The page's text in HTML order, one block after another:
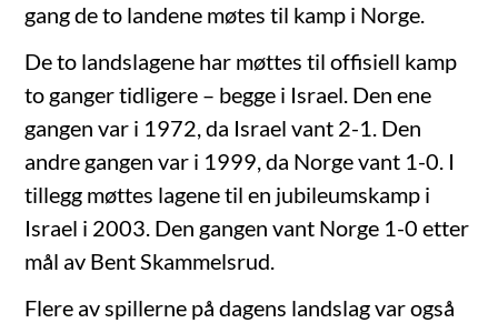
gang de to landene møtes til kamp i Norge.
De to landslagene har møttes til offisiell kamp
to ganger tidligere – begge i Israel. Den ene
gangen var i 1972, da Israel vant 2-1. Den
andre gangen var i 1999, da Norge vant 1-0. I
tillegg møttes lagene til en jubileumskamp i
Israel i 2003. Den gangen vant Norge 1-0 etter
mål av Bent Skammelsrud.
Flere av spillerne på dagens landslag var også